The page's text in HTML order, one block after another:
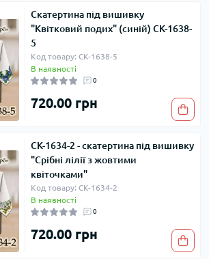
Скатертина під вишивку
"Квітковий подих" (синій) СК-1638-
5
Код товару: СК-1638-5
В наявності
0
720.00 грн
СК-1634-2 - скатертина під вишивку
"Срібні лілії з жовтими
квіточками"
Код товару: СК-1634-2
В наявності
0
720.00 грн